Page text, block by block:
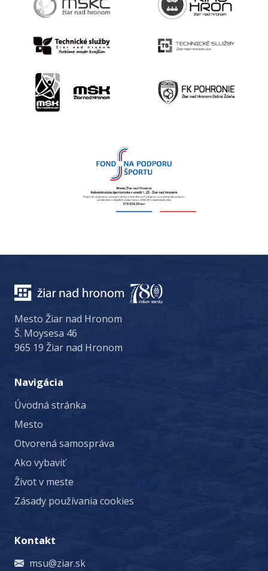
Mesto Žiar nad Hronom
Š. Moysesa 46
965 19 Žiar nad Hronom
Navigácia
Úvodná stránka
Mesto
Otvorená samospráva
Ako vybaviť
Život v meste
Zásady používania cookies
Kontakt
msu@ziar.sk